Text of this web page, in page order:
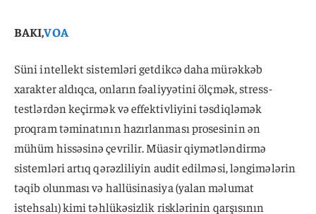
BAKI,VOA
Süni intellekt sistemləri getdikcə daha mürəkkəb
xarakter aldıqca, onların fəaliyyətini ölçmək, stress-
testlərdən keçirmək və effektivliyini təsdiqləmək
proqram təminatının hazırlanması prosesinin ən
mühüm hissəsinə çevrilir. Müasir qiymətləndirmə
sistemləri artıq qərəzliliyin audit edilməsi, ləngimələrin
təqib olunması və hallüsinasiya (yalan məlumat
istehsalı) kimi təhlükəsizlik risklərinin qarşısının